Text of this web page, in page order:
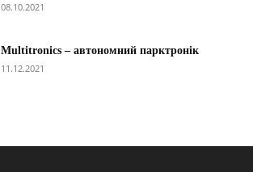
08.10.2021
Multitronics – автономний парктронік
11.12.2021